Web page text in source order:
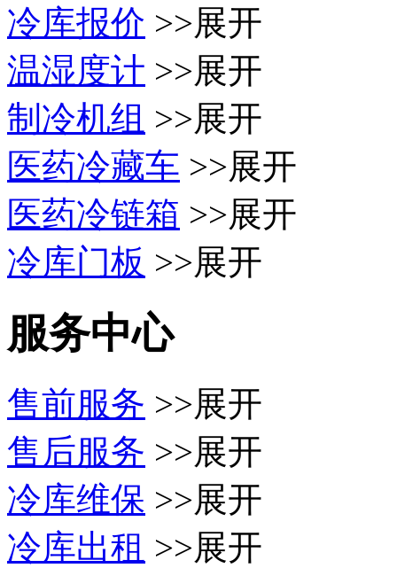
冷库报价 >>展开
温湿度计 >>展开
制冷机组 >>展开
医药冷藏车 >>展开
医药冷链箱 >>展开
冷库门板 >>展开
服务中心
售前服务 >>展开
售后服务 >>展开
冷库维保 >>展开
冷库出租 >>展开